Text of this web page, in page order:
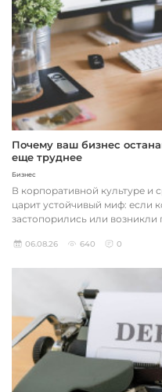
Почему ваш бизнес
еще труднее
Бизнес
В корпоративной культуре и
царит устойчивый миф: если
застопорились или возникли
06.08.26 640 0